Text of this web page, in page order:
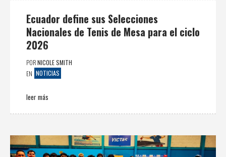
Ecuador define sus Selecciones
Nacionales de Tenis de Mesa para el ciclo
2026
PORNICOLE SMITH
EN NOTICIAS
leer más